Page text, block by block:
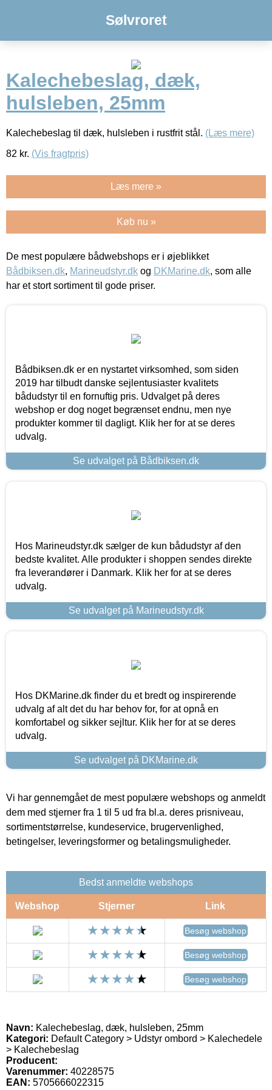
Sølvroret
Kalechebeslag, dæk,
hulsleben, 25mm
Kalechebeslag til dæk, hulsleben i rustfrit stål. (Læs mere)
82 kr. (Vis fragtpris)
Læs mere »
Køb nu »
De mest populære bådwebshops er i øjeblikket
Bådbiksen.dk, Marineudstyr.dk og DKMarine.dk, som alle
har et stort sortiment til gode priser.
Bådbiksen.dk er en nystartet virksomhed, som siden
2019 har tilbudt danske sejlentusiaster kvalitets
bådudstyr til en fornuftig pris. Udvalget på deres
webshop er dog noget begrænset endnu, men nye
produkter kommer til dagligt. Klik her for at se deres
udvalg.
Se udvalget på Bådbiksen.dk
Hos Marineudstyr.dk sælger de kun bådudstyr af den
bedste kvalitet. Alle produkter i shoppen sendes direkte
fra leverandører i Danmark. Klik her for at se deres
udvalg.
Se udvalget på Marineudstyr.dk
Hos DKMarine.dk finder du et bredt og inspirerende
udvalg af alt det du har behov for, for at opnå en
komfortabel og sikker sejltur. Klik her for at se deres
udvalg.
Se udvalget på DKMarine.dk
Vi har gennemgået de mest populære webshops og anmeldt
dem med stjerner fra 1 til 5 ud fra bl.a. deres prisniveau,
sortimentstørrelse, kundeservice, brugervenlighed,
betingelser, leveringsformer og betalingsmuligheder.
Bedst anmeldte webshops
Webshop Stjerner Link
Besøg webshop
Besøg webshop
Besøg webshop
Navn: Kalechebeslag, dæk, hulsleben, 25mm
Kategori: Default Category > Udstyr ombord > Kalechedele
> Kalechebeslag
Producent:
Varenummer: 40228575
EAN: 5705666022315